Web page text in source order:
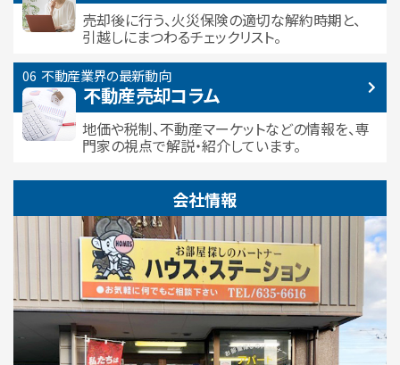
売却後に行う、火災保険の適切な解約時期と、
引越しにまつわるチェックリスト。
不動産業界の最新動向
不動産売却コラム
地価や税制、不動産マーケットなどの情報を、専
門家の視点で解説・紹介しています。
会社情報